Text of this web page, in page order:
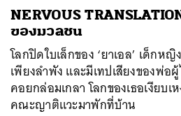
NERVOUS
ของมวลชน
โลกปิดใบเล็กของ ‘ยาเอล’ เด็กห
เพียงลำพัง และมีเทปเสียงของพ่อ
คอยกล่อมเกลา โลกของเธอเงียบ
คณะญาติแวะมาพักที่บ้าน